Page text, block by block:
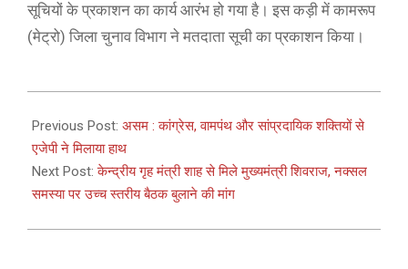
सूचियों के प्रकाशन का कार्य आरंभ हो गया है। इस कड़ी में कामरूप
(मेट्रो) जिला चुनाव विभाग ने मतदाता सूची का प्रकाशन किया।
01-
18
Previous Post: असम : कांग्रेस, वामपंथ और सांप्रदायिक शक्तियों से
एजेपी ने मिलाया हाथ
Next Post:केन्द्रीय गृह मंत्री शाह से मिले मुख्यमंत्री शिवराज, नक्सल
समस्या पर उच्च स्तरीय बैठक बुलाने की मांग